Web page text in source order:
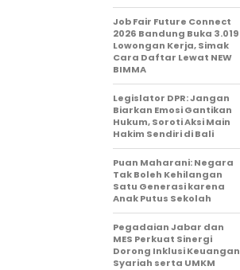
Job Fair Future Connect
2026 Bandung Buka 3.019
Lowongan Kerja, Simak
Cara Daftar Lewat NEW
BIMMA
Legislator DPR: Jangan
Biarkan Emosi Gantikan
Hukum, Soroti Aksi Main
Hakim Sendiri di Bali
Puan Maharani: Negara
Tak Boleh Kehilangan
Satu Generasi karena
Anak Putus Sekolah
Pegadaian Jabar dan
MES Perkuat Sinergi
Dorong Inklusi Keuangan
Syariah serta UMKM